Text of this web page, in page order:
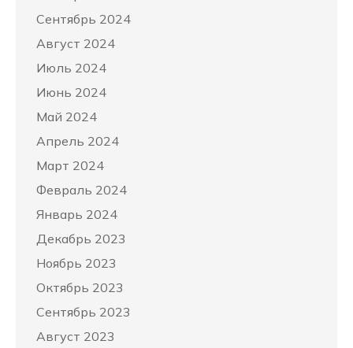
Сентябрь 2024
Август 2024
Июль 2024
Июнь 2024
Май 2024
Апрель 2024
Март 2024
Февраль 2024
Январь 2024
Декабрь 2023
Ноябрь 2023
Октябрь 2023
Сентябрь 2023
Август 2023